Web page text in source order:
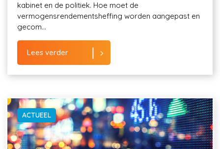
kabinet en de politiek. Hoe moet de
vermogensrendementsheffing worden aangepast en
gecom...
Lees verder
ACTUEEL